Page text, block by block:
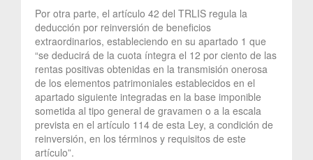
Por otra parte, el artículo 42 del TRLIS regula la
deducción por reinversión de beneficios
extraordinarios, estableciendo en su apartado 1 que
“se deducirá de la cuota íntegra el 12 por ciento de las
rentas positivas obtenidas en la transmisión onerosa
de los elementos patrimoniales establecidos en el
apartado siguiente integradas en la base imponible
sometida al tipo general de gravamen o a la escala
prevista en el artículo 114 de esta Ley, a condición de
reinversión, en los términos y requisitos de este
artículo”.